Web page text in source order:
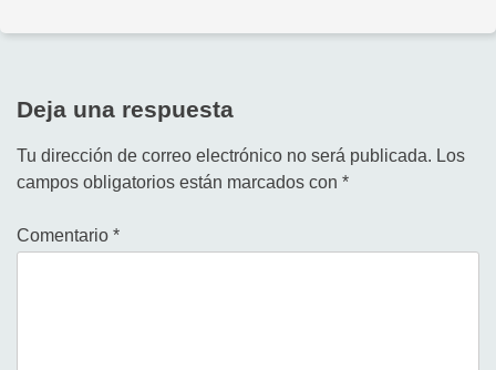
Deja una respuesta
Tu dirección de correo electrónico no será publicada. Los
campos obligatorios están marcados con *
Comentario *